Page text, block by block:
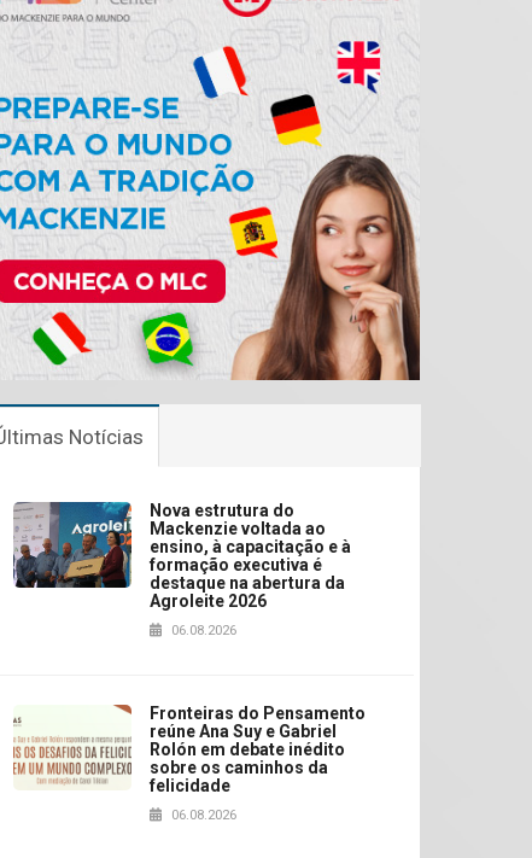
Notícias
Nova estrutura do
Mackenzie voltada ao
ensino, à capacitação e à
formação executiva é
destaque na abertura da
Agroleite 2026
06.08.2026
Fronteiras do Pensamento
reúne Ana Suy e Gabriel
Rolón em debate inédito
sobre os caminhos da
felicidade
06.08.2026